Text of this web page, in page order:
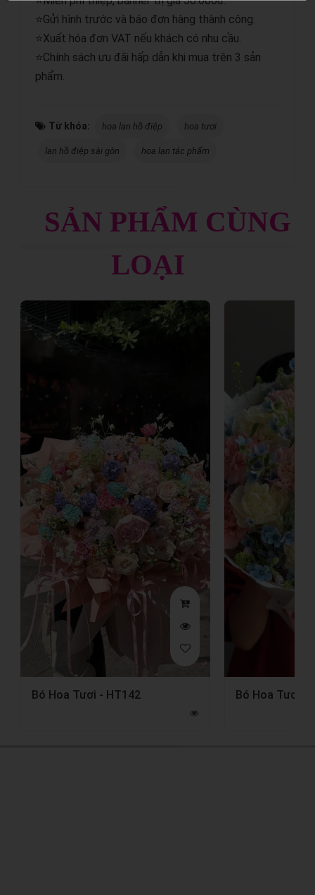
⭐Gửi hình trước và báo đơn hàng thành công.
⭐Xuất hóa đơn VAT nếu khách có nhu cầu.
⭐Chính sách ưu đãi hấp dẫn khi mua trên 3 sản
phẩm.
Từ khóa: hoa lan hồ điệp hoa tươi
lan hồ điệp sài gòn hoa lan tác phẩm
SẢN PHẨM CÙNG
LOẠI
Bó Hoa Tươi - HT142 Bó Hoa Tươi -